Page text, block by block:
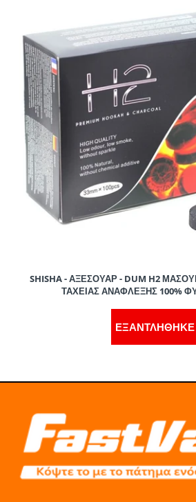
SHISHA - ΑΞΕΣΟΥΑΡ - DUM H2
ΤΑΧΕΙΑΣ ΑΝΑΦΛΕΞΗΣ 100%
ΕΞΑΝΤΛΗΘΗΚΕ